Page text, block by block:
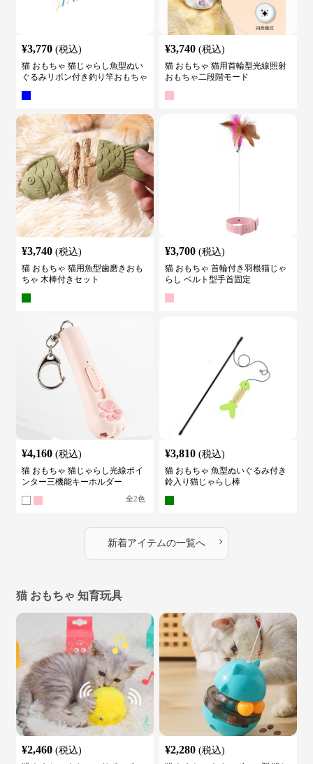
¥3,770 (税込)
猫 おもちゃ 猫じゃらし魚型ぬい
ぐるみリボン付き釣り竿おもちゃ
¥3,740 (税込)
猫 おもちゃ 猫用首輪型光線照射
おもちゃ二段階モード
¥3,740 (税込)
猫 おもちゃ 猫用魚型歯磨きおも
ちゃ 木棒付きセット
¥3,700 (税込)
猫 おもちゃ 首輪付き羽根猫じゃ
らし ベルト型手首固定
¥4,160 (税込)
猫 おもちゃ 猫じゃらし光線ポイ
ンター三機能キーホルダー
全2色
¥3,810 (税込)
猫 おもちゃ 魚型ぬいぐるみ付き
鈴入り猫じゃらし棒
新着アイテムの一覧へ ›
猫 おもちゃ 知育玩具
¥2,460 (税込) ¥2,280 (税込)